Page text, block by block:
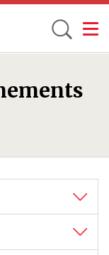
Toggle